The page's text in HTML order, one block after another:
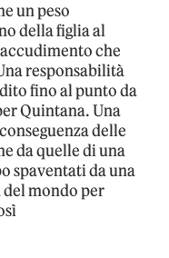
un peso
della figlia al
che
responsabilità
fino al punto da
Quintana. Una
delle
da quelle di una
spaventati da una
del mondo per